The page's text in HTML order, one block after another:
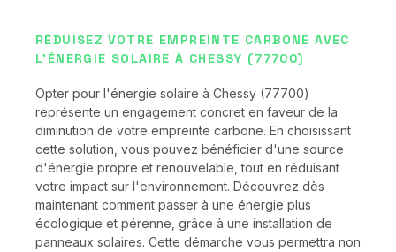
RÉDUISEZ VOTRE EMPREINTE CARBONE AVEC
L'ÉNERGIE SOLAIRE À CHESSY (77700)
Opter pour l'énergie solaire à Chessy (77700)
représente un engagement concret en faveur de la
diminution de votre empreinte carbone. En choisissant
cette solution, vous pouvez bénéficier d'une source
d'énergie propre et renouvelable, tout en réduisant
votre impact sur l'environnement. Découvrez dès
maintenant comment passer à une énergie plus
écologique et pérenne, grâce à une installation de
panneaux solaires. Cette démarche vous permettra non